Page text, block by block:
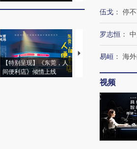
【特别呈现】《东莞，人
间便利店》倾情上线
【推广】走进第四届
伍戈 ： 停
罗志恒 ：
易峘 ： 海
视频